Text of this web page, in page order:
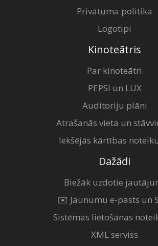
Privātuma politika
Logotipi
Kinoteātris
Par kinoteātri
PEPSI un LUX
Auditoriju plāni
Atrašanās vieta un
Iekšējās kārtības
Dažādi
Biežāk uzdotie
✉️ Jaunumu e-pasts un
Sistēmas lietošanas
XML serviss